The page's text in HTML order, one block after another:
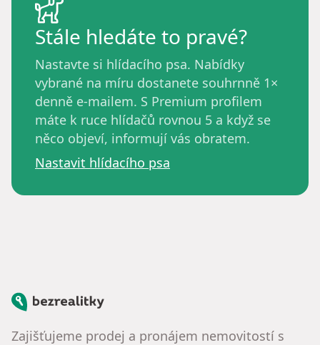
Stále hledáte to pravé?
Nastavte si hlídacího psa. Nabídky
vybrané na míru dostanete souhrnně 1×
denně e-mailem. S Premium profilem
máte k ruce hlídačů rovnou 5 a když se
něco objeví, informují vás obratem.
Nastavit hlídacího psa
Bezrealitky
Zajišťujeme prodej a pronájem nemovitostí s